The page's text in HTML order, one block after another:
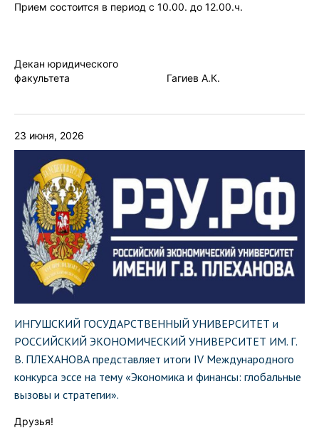
Прием состоится в период с 10.00. до 12.00.ч.
Декан юридического
факультета Гагиев А.К.
23 июня, 2026
ИНГУШСКИЙ ГОСУДАРСТВЕННЫЙ УНИВЕРСИТЕТ и
РОССИЙСКИЙ ЭКОНОМИЧЕСКИЙ УНИВЕРСИТЕТ ИМ. Г.
В. ПЛЕХАНОВА представляет итоги IV Международного
конкурса эссе на тему «Экономика и финансы: глобальные
вызовы и стратегии».
Друзья!